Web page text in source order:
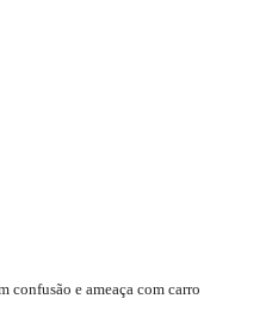
confusão e ameaça com carro